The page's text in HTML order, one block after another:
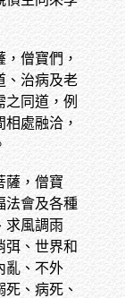
僧寶們，
、治病及老
同道，例
處融洽，
薩，僧寶
法會及各種
求風調雨
弭、世界和
亂、不外
、病死、